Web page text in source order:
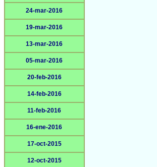
24-mar-2016
19-mar-2016
13-mar-2016
05-mar-2016
20-feb-2016
14-feb-2016
11-feb-2016
16-ene-2016
17-oct-2015
12-oct-2015